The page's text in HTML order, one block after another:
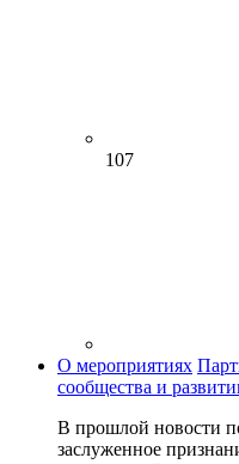
107
О мероприятиях
сообщества и
В прошлой новости
заслуженное